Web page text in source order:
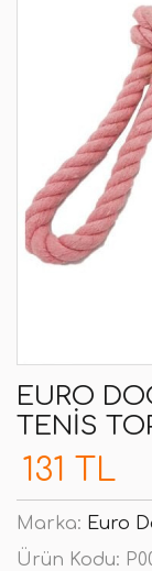
EURO
TENIS
131 TL
Marka: Euro
Ürün Kodu: